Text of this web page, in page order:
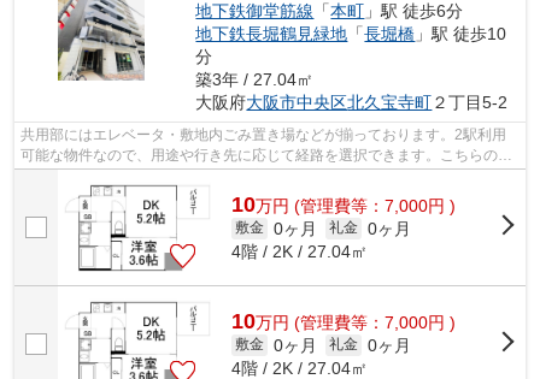
地下鉄御堂筋線 「本町 」駅 徒歩6分
地下鉄長堀鶴見緑地 「長堀橋 」駅 徒歩10
分
築3年 / 27.04㎡
大阪府大阪市中央区北久宝寺町２丁目5-2
共用部にはエレベータ・敷地内ごみ置き場などが揃っております。2駅利用
可能な物件なので、用途や行き先に応じて経路を選択できます。こちらの物
10万円 (管理費等：7,000円 )
敷金 0ヶ月 礼金 0ヶ月
4階 / 2K / 27.04㎡
10万円 (管理費等：7,000円 )
敷金 0ヶ月 礼金 0ヶ月
4階 / 2K / 27.04㎡